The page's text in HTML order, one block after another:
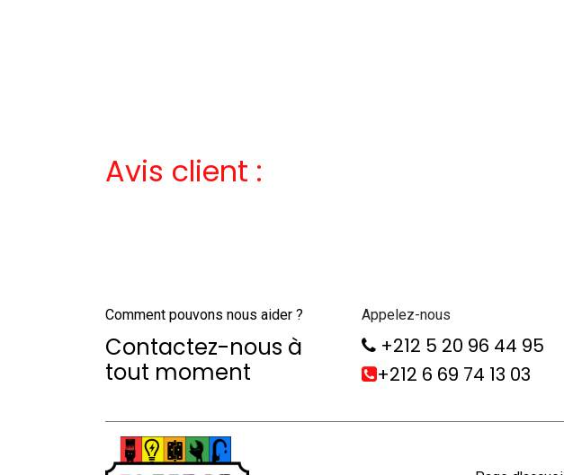
Avis client :
Comment pouvons nous aider ?
Contactez-nous à
tout moment
Appelez-nous
+212 5 20 96 44 95
+212 6 69 74 13 03